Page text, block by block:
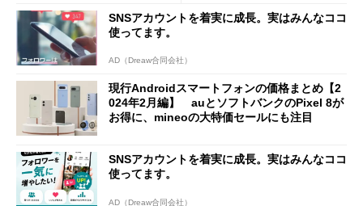
SNSアカウントを着実に成長。実はみんなココ
使ってます。
AD（Dreaw合同会社）
現行Androidスマートフォンの価格まとめ【2
024年2月編】 auとソフトバンクのPixel 8が
お得に、mineoの大特価セールにも注目
SNSアカウントを着実に成長。実はみんなココ
使ってます。
AD（Dreaw合同会社）